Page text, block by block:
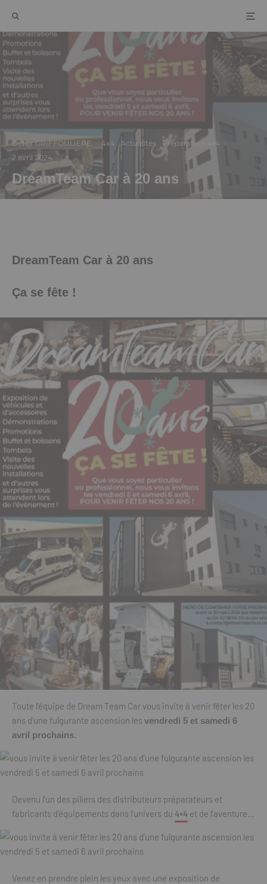
Didier GRIFFOULIERE · 4x4 Actualités Préparation 4x4 ·
2 avril 2024
DreamTeam Car à 20 ans
DreamTeam Car à 20 ans
Ça se fête !
Toute l’équipe de Dream Team Car vous invite à venir fêter les 20
ans d’une fulgurante ascension les vendredi 5 et samedi 6
avril prochains.
Devenu l’un des piliers des distributeurs préparateurs et
fabricants d’équipements dans l’univers du 4×4 et de l’aventure…
Venez en prendre plein les yeux avec une exposition de